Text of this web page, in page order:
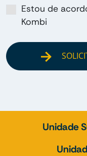
Estou de
Kombi
Unidade